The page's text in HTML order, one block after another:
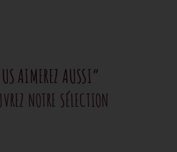
AIMEREZ AUSSI”
NOTRE SÉLECTION